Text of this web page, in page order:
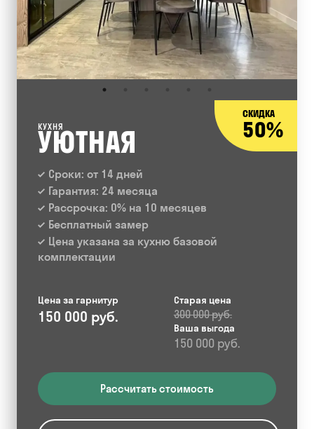
СКИДКА
50%
КУХНЯ
УЮТНАЯ
Сроки: от 14 дней
Гарантия: 24 месяца
Рассрочка: 0% на 10 месяцев
Бесплатный замер
Цена указана за кухню базовой
комплектации
Цена за гарнитур
150 000 руб.
Старая цена
300 000 руб.
Ваша выгода
150 000 руб.
Рассчитать стоимость